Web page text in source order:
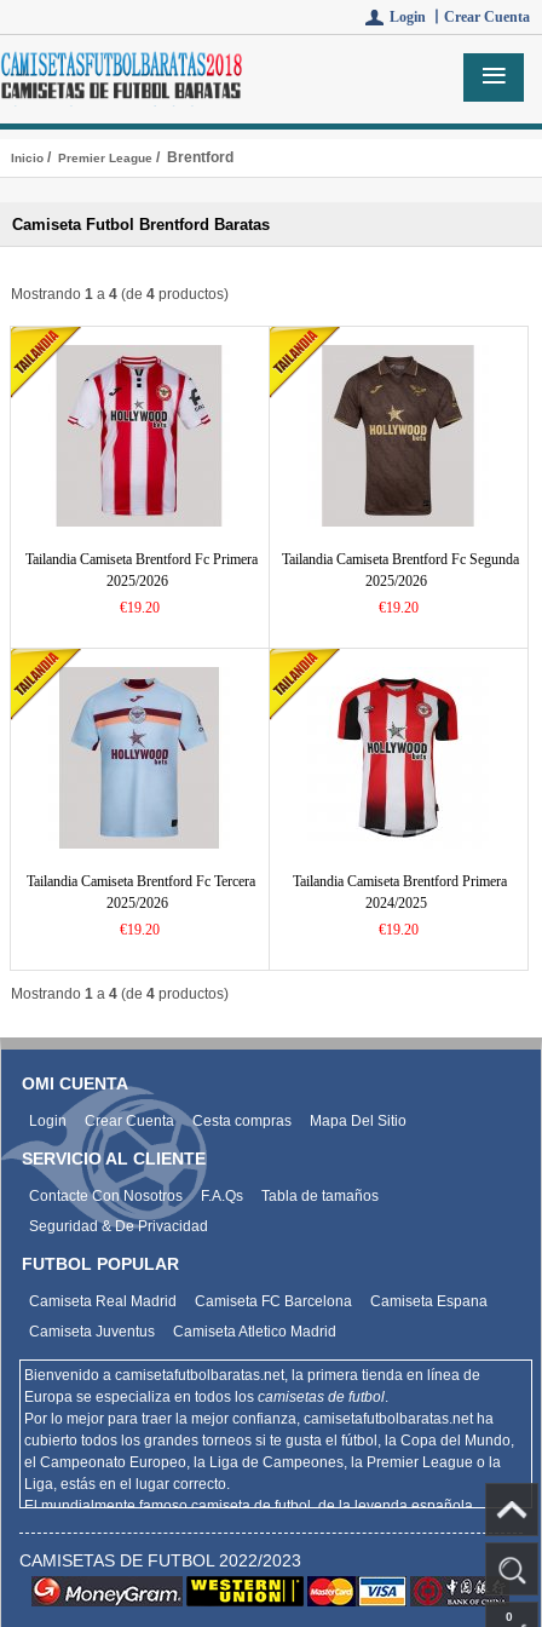
Login 丨 Crear Cuenta
Inicio/ Premier League / Brentford
Camiseta Futbol Brentford Baratas
Mostrando 1a 4(de 4productos)
Tailandia Camiseta Brentford Fc Primera
2025/2026
€19.20
Tailandia Camiseta Brentford Fc Segunda
2025/2026
€19.20
Tailandia Camiseta Brentford Fc Tercera
2025/2026
€19.20
Tailandia Camiseta Brentford Primera
2024/2025
€19.20
Mostrando 1a 4(de 4productos)
OMI CUENTA
Login Crear Cuenta Cesta compras Mapa Del Sitio
SERVICIO AL CLIENTE
Contacte Con Nosotros F.A.Qs
Tabla de tamaños
Seguridad & De Privacidad
FUTBOL POPULAR
Camiseta Real Madrid Camiseta FC Barcelona
Camiseta Espana
Camiseta Juventus
Camiseta Atletico Madrid
Bienvenido a camisetafutbolbaratas.net, la primera tienda en línea de
Europa se especializa en todos los camisetas de futbol.
Por lo mejor para traer la mejor confianza, camisetafutbolbaratas.netha
cubierto todos los grandes torneos si te gusta el fútbol, la Copa del Mundo,
el Campeonato Europeo, la Liga de Campeones, la Premier League o la
Liga, estás en el lugar correcto.
El mundialmente famoso camiseta de futbol, de la leyenda española
mejorcamisetas futbol baratas.
Hemos actualizado la copia de la camiseta de fútbol en los muchos
departamentos de élite de Europa, la Bundesliga, la Liga francesa, la Liga,
CAMISETAS DE FUTBOL 2022/2023
0